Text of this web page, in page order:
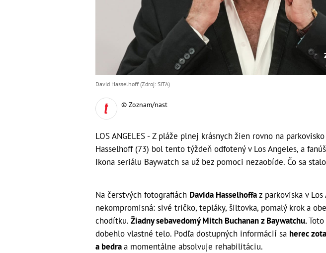
David Hasselhoff (Zdroj: SITA)
© Zoznam/nast
LOS ANGELES - Z pláže plnej krásnych žien rovno na
Hasselhoff (73) bol tento týždeň odfotený v Los Angeles, a
Ikona seriálu Baywatch sa už bez pomoci nezaobíde. Čo sa
Na čerstvých fotografiách Davida Hasselhoffaz parkoviska v
nekompromisná: sivé tričko, tepláky, šiltovka, pomalý krok a
chodítku. Žiadny sebavedomý Mitch Buchanan z Baywatchu.
dobehlo vlastné telo. Podľa dostupných informácií sa herec
a bedraa momentálne absolvuje rehabilitáciu.